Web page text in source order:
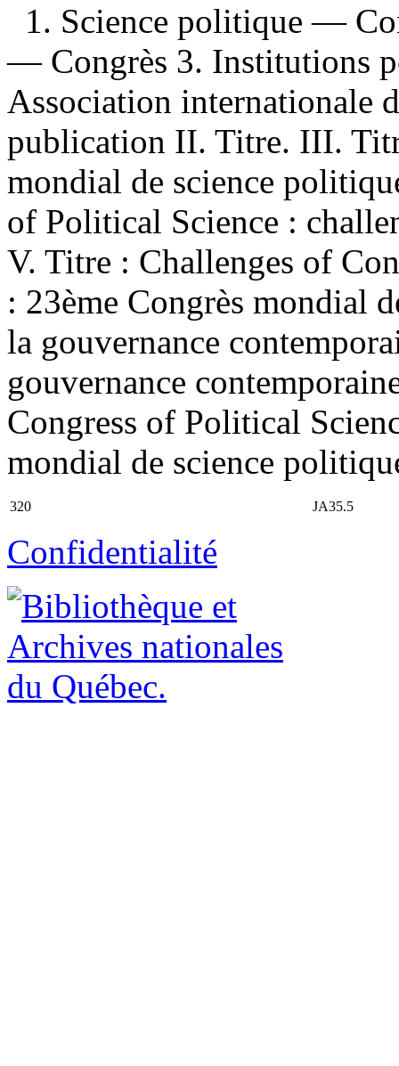
1. Science politique —
— Congrès 3. Institutions
Association internationale
publication II. Titre. III.
mondial de science
of Political Science :
V. Titre : Challenges of
: 23ème Congrès mondial
la gouvernance
gouvernance
Congress of Political
mondial de science
320 JA35.5
Confidentialité